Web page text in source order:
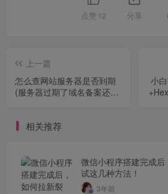
点赞 12 分享
上一篇
怎么查网站服务器是否到期
(服务器过期了域名备案还在
小
相关推荐
微信小程序搭建完成
试这几种方法！
3年前